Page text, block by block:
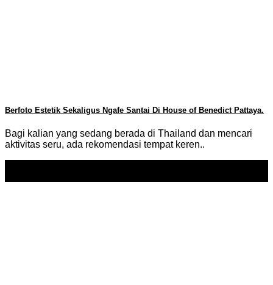
Berfoto Estetik Sekaligus Ngafe Santai Di House of Benedict Pattaya.
Bagi kalian yang sedang berada di Thailand dan mencari
aktivitas seru, ada rekomendasi tempat keren..